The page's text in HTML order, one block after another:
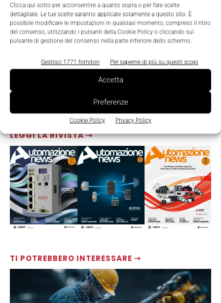
Clicca qui sotto per acconsentire a quanto sopra o per fare scelte
dettagliate. Le tue scelte saranno applicate solamente a questo sito. È
possibile modificare le impostazioni in qualsiasi momento, compreso il ritiro
del consenso, utilizzando i pulsanti della Cookie Policy o cliccando sul
pulsante di gestione del consenso nella parte inferiore dello schermo.
Gestisci 1771 fornitori Per saperne di più su questi scopi
Accetta
Preferenze
Cookie Policy Privacy Policy
LEGGI LA RIVISTA ⇢
TI POTREBBERO INTERESSARE ⇢